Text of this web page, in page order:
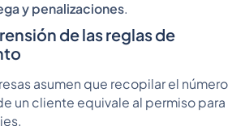
y penalizaciones.
de las reglas de
asumen que recopilar el número
un cliente equivale al permiso para